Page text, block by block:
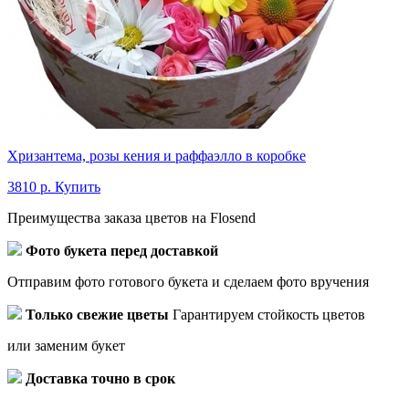
Хризантема, розы кения и раффаэлло в коробке
3810 р. Купить
Преимущества заказа цветов на Flosend
Фото букета перед доставкой
Отправим фото готового букета и сделаем фото вручения
Только свежие цветы Гарантируем стойкость цветов
или заменим букет
Доставка точно в срок